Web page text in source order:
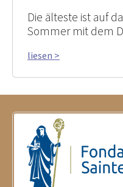
Die älteste ist auf
Sommer mit dem
liesen >